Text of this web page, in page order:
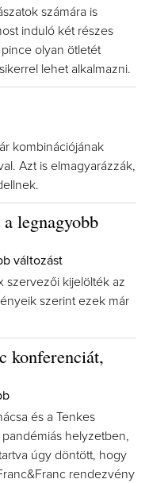
számára is
induló két részes
olyan ötletét
lehet alkalmazni.
kombinációjának
Azt is elmagyarázzák,
legnagyobb
változást
szervezői kijelölték az
szerint ezek már
konferenciát,
és a Tenkes
helyzetben,
úgy döntött, hogy
rendezvény